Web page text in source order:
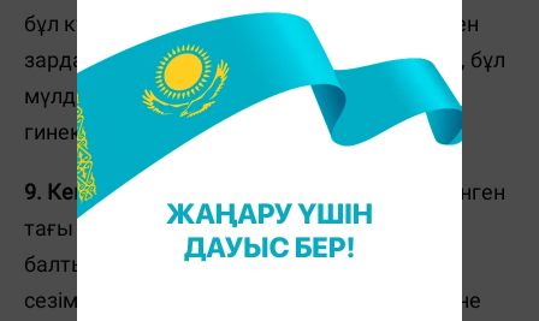
бұл күндері ауырсыну мен ауыр қан кетуден
зардап шегеді деп санайды. Шындығында, бұл
мүлдем олай емес. Мұндай жағдайда
гинекологқа бару керек.
9. Кешке аяқтың ісінуі.
Біз көз жұмып үйренген
тағы бір симптом. Аяғыңыз ауырып,
балтырыңызға ауыр тастар байланғандай
сезім бола ма? Ондай болса дәрігер көмегіне